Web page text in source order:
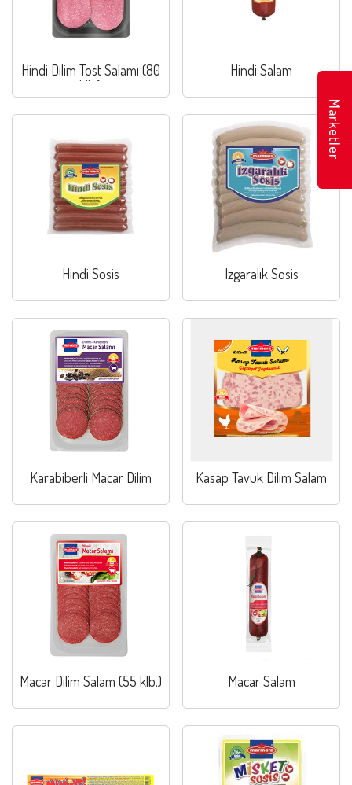
Hindi Dilim Tost Salamı (80
klb.)
Hindi Salam
Hindi Sosis Izgaralık Sosis
Karabiberli Macar Dilim
Salam (55 klb.)
Kasap Tavuk Dilim Salam
150g
Macar Dilim Salam (55 klb.) Macar Salam
Marketler